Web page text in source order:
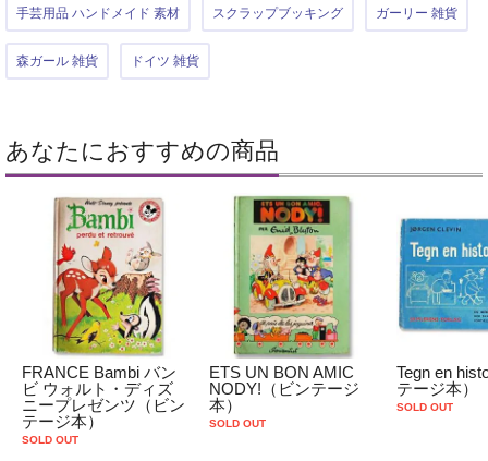
手芸用品 ハンドメイド 素材 スクラップブッキング ガーリー 雑貨
森ガール 雑貨 ドイツ 雑貨
あなたにおすすめの商品
FRANCE Bambi バン
ビ ウォルト・ディズ
ニープレゼンツ（ビン
テージ本）
SOLD OUT
ETS UN BON AMIC
NODY!（ビンテージ
本）
SOLD OUT
Tegn en
テージ本）
SOLD OUT